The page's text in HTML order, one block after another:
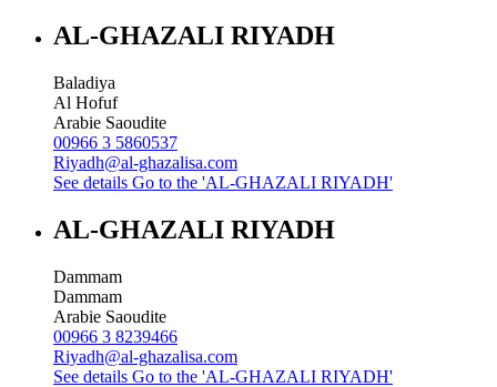
AL-GHAZALI RIYADH
Baladiya
Al Hofuf
Arabie Saoudite
00966 3 5860537
Riyadh@al-ghazalisa.com
See details Go to the 'AL-GHAZALI RIYADH'
AL-GHAZALI RIYADH
Dammam
Dammam
Arabie Saoudite
00966 3 8239466
Riyadh@al-ghazalisa.com
See details Go to the 'AL-GHAZALI RIYADH'